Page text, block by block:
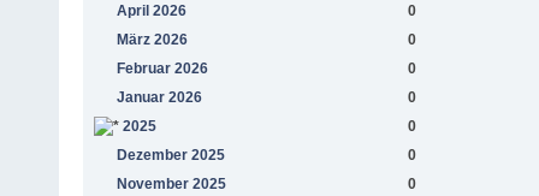
April 2026
0
März 2026
0
Februar 2026
0
Januar 2026
0
2025
0
Dezember 2025
0
November 2025
0